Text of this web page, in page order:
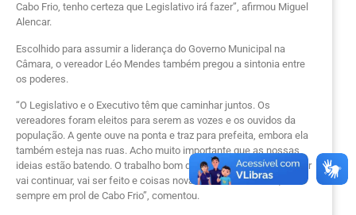
Cabo Frio, tenho certeza que Legislativo irá fazer”, afirmou Miguel
Alencar.
Escolhido para assumir a liderança do Governo Municipal na
Câmara, o vereador Léo Mendes também pregou a sintonia entre
os poderes.
“O Legislativo e o Executivo têm que caminhar juntos. Os
vereadores foram eleitos para serem as vozes e os ouvidos da
população. A gente ouve na ponta e traz para prefeita, embora ela
também esteja nas ruas. Acho muito importante que as nossas
ideias estão batendo. O trabalho bom deixado pela gestão anterior
vai continuar, vai ser feito e coisas novas vão ser mudadas,
sempre em prol de Cabo Frio”, comentou.